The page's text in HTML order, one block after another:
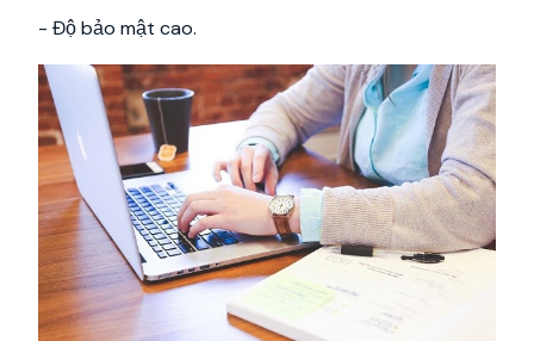
- Độ bảo mật cao.